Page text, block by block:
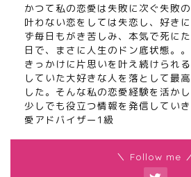
かつて私の恋愛は失敗に次ぐ失敗
叶わない恋をしては失恋し、好き
ず毎日もがき苦しみ、本気で死に
日で、まさに人生のドン底状態。
きっかけに片思いを叶え続けられ
していた大好きな人を落として最
した。そんな私の恋愛経験を活か
少しでも役立つ情報を発信してい
愛アドバイザー1級
＼ Follow me